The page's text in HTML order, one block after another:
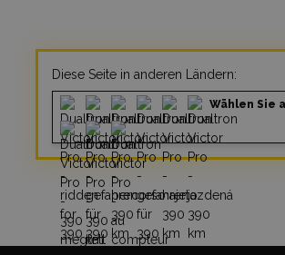
Diese Seite in anderen Ländern:
Wählen Sie